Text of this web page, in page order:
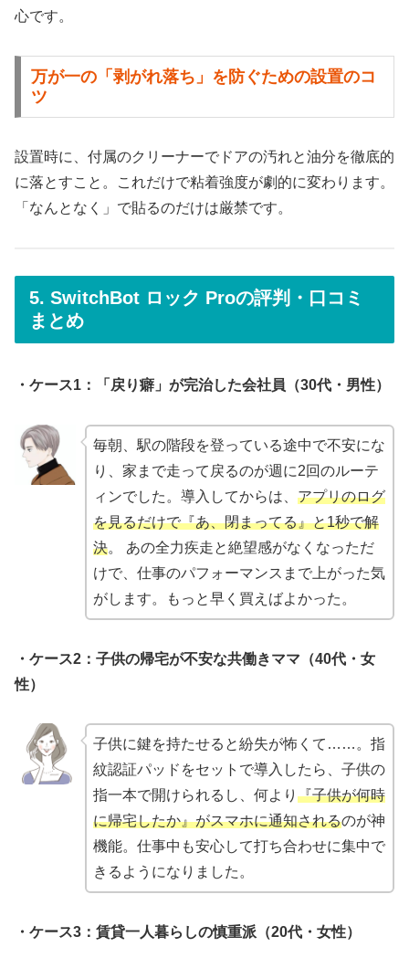
心です。
万が一の「剥がれ落ち」を防ぐための設置のコ
ツ
設置時に、付属のクリーナーでドアの汚れと油分を徹底的
に落とすこと。これだけで粘着強度が劇的に変わります。
「なんとなく」で貼るのだけは厳禁です。
5. SwitchBot ロック Proの評判・口コミ
まとめ
・ケース1：「戻り癖」が完治した会社員（30代・男性）
毎朝、駅の階段を登っている途中で不安にな
り、家まで走って戻るのが週に2回のルーテ
ィンでした。導入してからは、 アプリのログ
を見るだけで『あ、閉まってる』と1秒で解
決。 あの全力疾走と絶望感がなくなっただ
けで、仕事のパフォーマンスまで上がった気
がします。もっと早く買えばよかった。
・ケース2：子供の帰宅が不安な共働きママ（40代・女
性）
子供に鍵を持たせると紛失が怖くて……。指
紋認証パッドをセットで導入したら、子供の
指一本で開けられるし、何より 『子供が何時
に帰宅したか』がスマホに通知されるのが神
機能。仕事中も安心して打ち合わせに集中で
きるようになりました。
・ケース3：賃貸一人暮らしの慎重派（20代・女性）